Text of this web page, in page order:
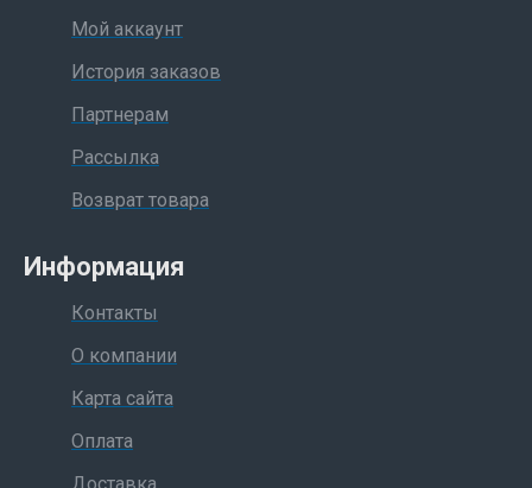
Мой аккаунт
История заказов
Партнерам
Рассылка
Возврат товара
Информация
Контакты
О компании
Карта сайта
Оплата